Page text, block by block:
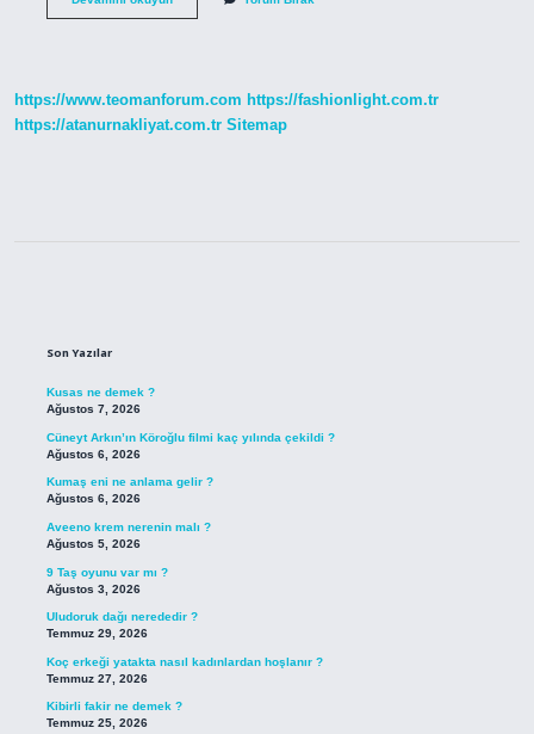
https://www.teomanforum.com https://fashionlight.com.tr
https://atanurnakliyat.com.tr Sitemap
Son Yazılar
Kusas ne demek ?
Ağustos 7, 2026
Cüneyt Arkın’ın Köroğlu filmi kaç yılında çekildi ?
Ağustos 6, 2026
Kumaş eni ne anlama gelir ?
Ağustos 6, 2026
Aveeno krem nerenin malı ?
Ağustos 5, 2026
9 Taş oyunu var mı ?
Ağustos 3, 2026
Uludoruk dağı nerededir ?
Temmuz 29, 2026
Koç erkeği yatakta nasıl kadınlardan hoşlanır ?
Temmuz 27, 2026
Kibirli fakir ne demek ?
Temmuz 25, 2026